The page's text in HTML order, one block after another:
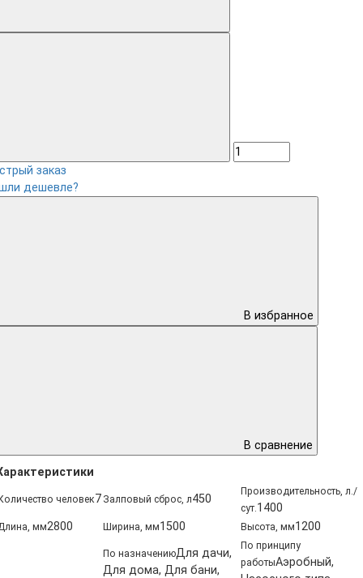
заказ
дешевле?
В избранное
В сравнение
человек7 Залповый сброс, л450
Производительность, л./
сут.1400
мм2800 Ширина, мм1500 Высота, мм1200
По назначениюДля дачи,
Для дома, Для бани,
По принципу
работыАэробный,